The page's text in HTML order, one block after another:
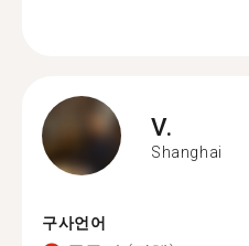
V.
Shanghai
구사언어